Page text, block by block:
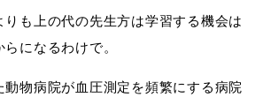
りも上の代の先生方は学習する機会は
になるわけで。
動物病院が血圧測定を頻繁にする病院